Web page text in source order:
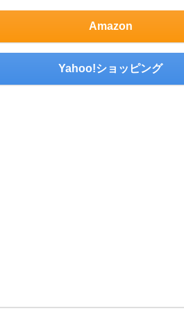
Amazon
Yahoo!ショッピング